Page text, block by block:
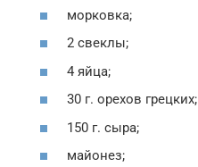
морковка;
2 свеклы;
4 яйца;
30 г. орехов грецких;
150 г. сыра;
майонез;